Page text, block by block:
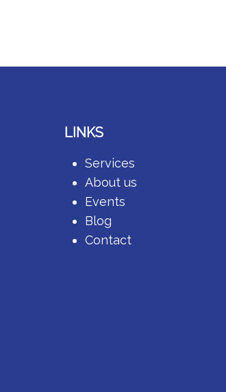
LINKS
Services
About us
Events
Blog
Contact